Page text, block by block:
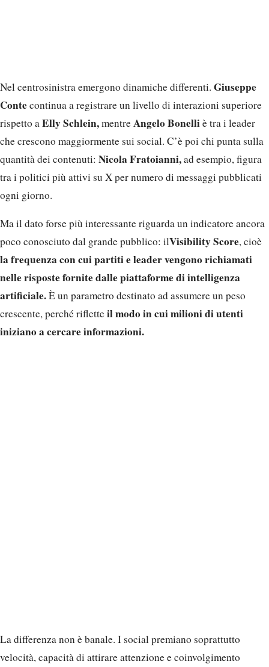
Nel centrosinistra emergono dinamiche differenti. Giuseppe
Contecontinua a registrare un livello di interazioni superiore
rispetto aElly Schlein,mentreAngelo Bonelliè tra i leader
che crescono maggiormente sui social. C’è poi chi punta sulla
quantità dei contenuti: Nicola Fratoianni,ad esempio, figura
tra i politici più attivi su X per numero di messaggi pubblicati
ogni giorno.
Ma il dato forse più interessante riguarda un indicatore ancora
poco conosciuto dal grande pubblico: ilVisibility Score, cioè
la frequenza con cui partiti e leader vengono richiamati
nelle risposte fornite dalle piattaforme di intelligenza
artificiale.È un parametro destinato ad assumere un peso
crescente, perché rifletteil modo in cui milioni di utenti
iniziano a cercare informazioni.
La differenza non è banale. I social premiano soprattutto
velocità, capacità di attirare attenzione e coinvolgimento